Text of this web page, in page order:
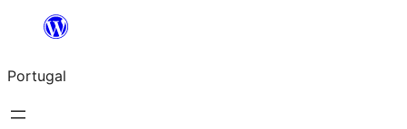
Saltar
o
conteúdo
Portugal